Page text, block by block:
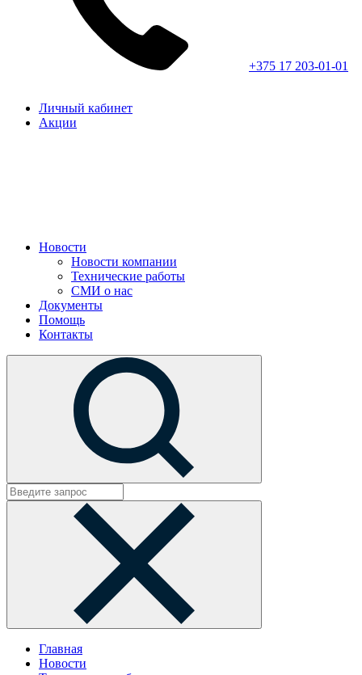
+375 17 203-01-01
Личный кабинет
Акции
Новости
Новости компании
Технические работы
СМИ о нас
Документы
Помощь
Контакты
Главная
Новости